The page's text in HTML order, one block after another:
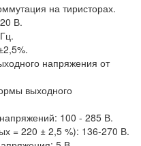
на тиристорах.
В.
напряжения от
выходного
100 - 285 В.
= 220 ± 2,5 %): 136-270 В.